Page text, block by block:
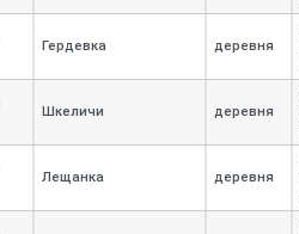
Гердевка деревня
Шкеличи деревня
Лещанка деревня